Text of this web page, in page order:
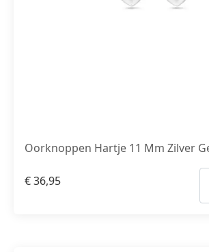
Oorknoppen Hartje 11 Mm Zilver
€36,95